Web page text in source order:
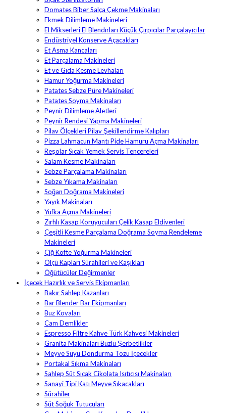
Domates Biber Salça Çekme Makinaları
Ekmek Dilimleme Makineleri
El Mikserleri El Blendırları Küçük Çırpıcılar Parçalayıcılar
Endüstriyel Konserve Açacakları
Et Asma Kancaları
Et Parçalama Makineleri
Et ve Gıda Kesme Levhaları
Hamur Yoğurma Makineleri
Patates Sebze Püre Makineleri
Patates Soyma Makinaları
Peynir Dilimleme Aletleri
Peynir Rendesi Yapma Makineleri
Pilav Ölçekleri Pilav Şekillendirme Kalıpları
Pizza Lahmacun Mantı Pide Hamuru Açma Makinaları
Reşolar Sıcak Yemek Servis Tencereleri
Salam Kesme Makinaları
Sebze Parçalama Makinaları
Sebze Yıkama Makinaları
Soğan Doğrama Makineleri
Yayık Makinaları
Yufka Açma Makineleri
Zırhlı Kasap Koruyucuları Çelik Kasap Eldivenleri
Çeşitli Kesme Parçalama Doğrama Soyma Rendeleme
Makineleri
Çiğ Köfte Yoğurma Makineleri
Ölçü Kapları Sürahileri ve Kaşıkları
Öğütücüler Değirmenler
İçecek Hazırlık ve Servis Ekipmanları
Bakır Sahlep Kazanları
Bar Blender Bar Ekipmanları
Buz Kovaları
Cam Demlikler
Espresso Filtre Kahve Türk Kahvesi Makineleri
Granita Makinaları Buzlu Şerbetlikler
Meyve Suyu Dondurma Tozu İçecekler
Portakal Sıkma Makinaları
Sahlep Süt Sıcak Çikolata Isıtıcısı Makinaları
Sanayi Tipi Katı Meyve Sıkacakları
Sürahiler
Süt Soğuk Tutucuları